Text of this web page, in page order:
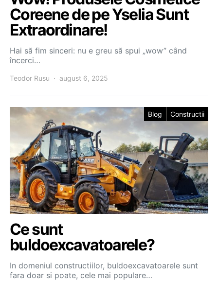
Coreene de pe Yselia Sunt
Extraordinare!
Hai să fim sinceri: nu e greu să spui „wow” când
încerci…
Teodor Rusu august 6, 2025
Blog Constructii
Ce sunt
buldoexcavatoarele?
In domeniul constructiilor, buldoexcavatoarele sunt
fara doar si poate, cele mai populare…